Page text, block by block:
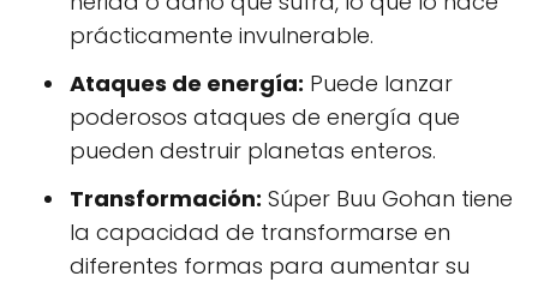
prácticamente invulnerable.
Ataques de energía: Puede lanzar
poderosos ataques de energía que
pueden destruir planetas enteros.
Transformación: Súper Buu Gohan tiene
la capacidad de transformarse en
diferentes formas para aumentar su